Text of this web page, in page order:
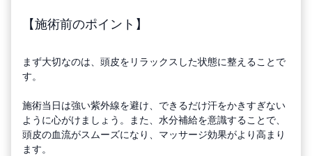
【施術前のポイント】
まず大切なのは、頭皮をリラックスした状態に整えることで
す。
施術当日は強い紫外線を避け、できるだけ汗をかきすぎない
ように心がけましょう。また、水分補給を意識することで、
頭皮の血流がスムーズになり、マッサージ効果がより高まり
ます。